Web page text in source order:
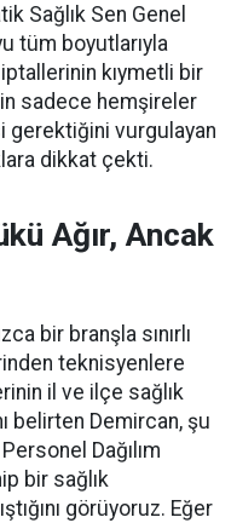
Sağlık Sen Genel
tüm boyutlarıyla
kıymetli bir
sadece hemşireler
gerektiğini vurgulayan
dikkat çekti.
Ağır, Ancak
bir branşla sınırlı
teknisyenlere
il ve ilçe sağlık
belirten Demircan, şu
Dağılım
bir sağlık
görüyoruz. Eğer